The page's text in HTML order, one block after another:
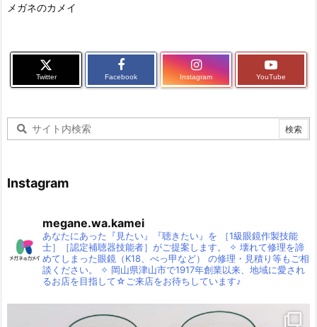
メガネのカメイ
Twitter Facebook Instagram YouTube
Instagram
megane.wa.kamei
あなたにあった『見たい』『聴きたい』を ［1級眼鏡作製技能
士］［認定補聴器技能者］がご提案します。
✧ 壊れて修理を諦
めてしまった眼鏡（K18、べっ甲など）
の修理・見積り等もご相
談ください。
✧ 岡山県津山市で1917年創業以来、地域に愛され
るお店を目指して☆ご来店をお待ちしています♪